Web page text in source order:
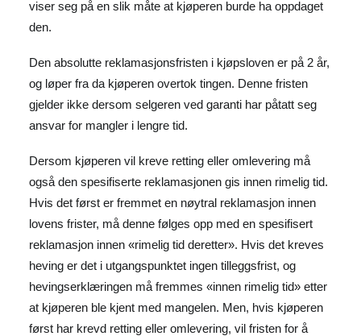
viser seg på en slik måte at kjøperen burde ha oppdaget
den.
Den absolutte reklamasjonsfristen i kjøpsloven er på 2 år,
og løper fra da kjøperen overtok tingen. Denne fristen
gjelder ikke dersom selgeren ved garanti har påtatt seg
ansvar for mangler i lengre tid.
Dersom kjøperen vil kreve retting eller omlevering må
også den spesifiserte reklamasjonen gis innen rimelig tid.
Hvis det først er fremmet en nøytral reklamasjon innen
lovens frister, må denne følges opp med en spesifisert
reklamasjon innen «rimelig tid deretter». Hvis det kreves
heving er det i utgangspunktet ingen tilleggsfrist, og
hevingserklæringen må fremmes «innen rimelig tid» etter
at kjøperen ble kjent med mangelen. Men, hvis kjøperen
først har krevd retting eller omlevering, vil fristen for å